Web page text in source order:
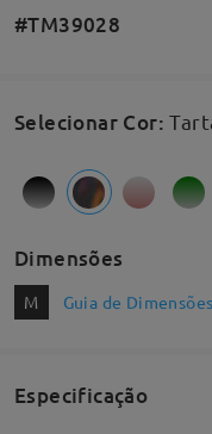
#TM39028
Selecionar Cor:
Dimensões
M Guia de Dimensões
Especificação